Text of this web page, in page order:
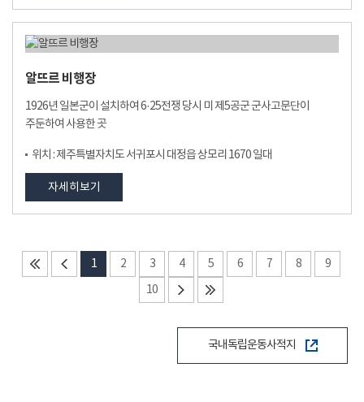
알뜨르 비행장
1926년 일본군이 설치하여 6·25전쟁 당시 미 제5공군 군사고문단이
주둔하여 사용한 곳
위치 : 제주특별자치도 서귀포시 대정읍 상모리 1670 일대
자세히보기
1 2 3 4 5 6 7 8
9
10
국내독립운동사적지